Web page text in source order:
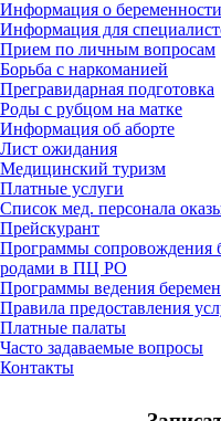
Информация о беременности
Информация для
Прием по личным вопросам
Борьба с наркоманией
Прегравидарная подготовка
Роды с рубцом на матке
Информация об аборте
Лист ожидания
Медицинский туризм
Платные услуги
Список мед. персонала
Прейскурант
Программы сопровождения
родами в ПЦ РО
Программы ведения
Правила предоставления
Платные палаты
Часто задаваемые вопросы
Контакты